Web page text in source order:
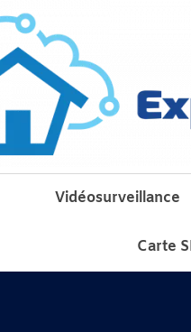
Vidéosurveillance
Carte